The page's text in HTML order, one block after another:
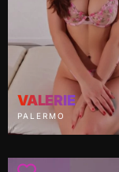
VALERIE
PALERMO